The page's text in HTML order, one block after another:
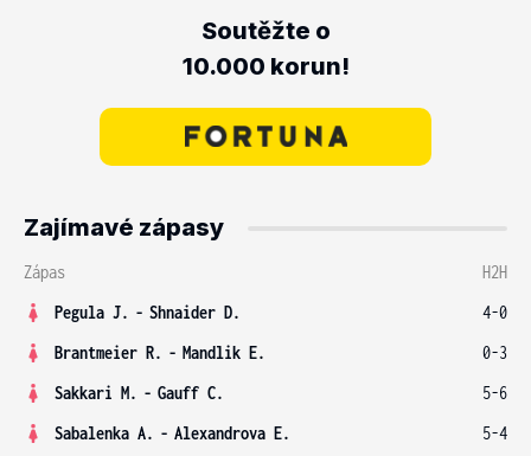
Soutěžte o
10.000 korun!
Zajímavé zápasy
Zápas
H2H
Pegula J. - Shnaider D.
4-0
Brantmeier R. - Mandlik E.
0-3
Sakkari M. - Gauff C.
5-6
Sabalenka A. - Alexandrova E.
5-4